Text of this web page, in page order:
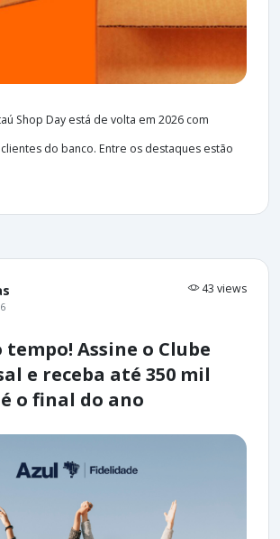
Shop Day está de volta em 2026 com
do banco. Entre os destaques estão
43 views
tempo! Assine o Clube
e receba até 350 mil
o final do ano